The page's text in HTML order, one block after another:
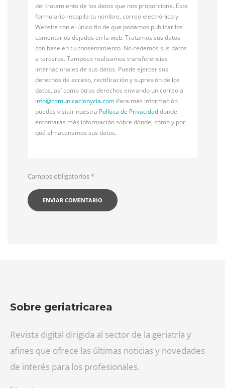
del tratamiento de los datos que nos proporcione. Este
formulario recopila tu nombre, correo electrónico y
Website con el único fin de que podamos publicar los
comentarios dejados en la web. Tratamos sus datos
con base en tu consentimiento. No cedemos sus datos
a terceros. Tampoco realizamos transferencias
internacionales de sus datos. Puede ejercer sus
derechos de acceso, rectificación y supresión de los
datos, así como otros derechos enviando un correo a
info@comunicacionycia.com Para más información
puedes visitar nuestra Política de Privacidaddonde
entontarás más información sobre dónde, cómo y por
qué almacenamos sus datos.
Campos obligatorios*
Sobre geriatricarea
Revista digital dirigida al sector de la geriatría y
afines que ofrece las últimas noticias y novedades
de interés para los profesionales.